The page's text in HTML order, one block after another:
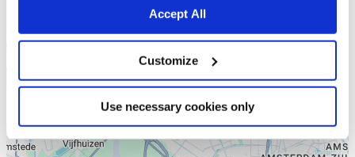
Accept All
Customize
Use necessary cookies only